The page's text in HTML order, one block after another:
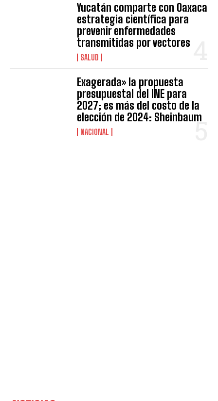
Yucatán comparte con Oaxaca
estrategia científica para
prevenir enfermedades
transmitidas por vectores
SALUD
Exagerada» la propuesta
presupuestal del INE para
2027; es más del costo de la
elección de 2024: Sheinbaum
NACIONAL